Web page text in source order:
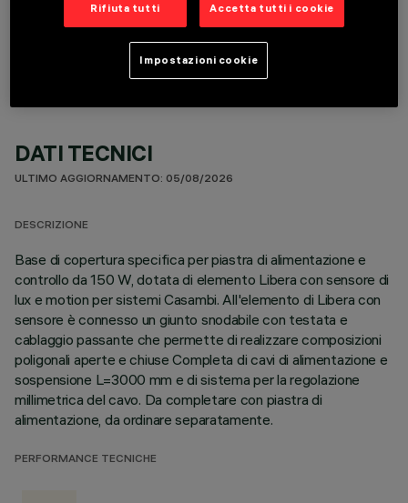
COLORE
DATI TECNICI
ULTIMO AGGIORNAMENTO: 05/08/2026
DESCRIZIONE
Base di copertura specifica per piastra di alimentazione e
controllo da 150 W, dotata di elemento Libera con sensore di
lux e motion per sistemi Casambi. All'elemento di Libera con
sensore è connesso un giunto snodabile con testata e
cablaggio passante che permette di realizzare composizioni
poligonali aperte e chiuse Completa di cavi di alimentazione e
sospensione L=3000 mm e di sistema per la regolazione
millimetrica del cavo. Da completare con piastra di
alimentazione, da ordinare separatamente.
PERFORMANCE TECNICHE
Rifiuta tutti Accetta tutti i cookie
Impostazioni cookie